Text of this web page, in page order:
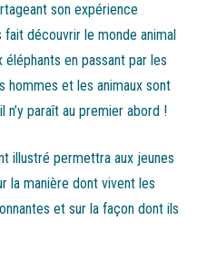
son expérience
fait découvrir le monde animal
éléphants en passant par les
hommes et les animaux sont
n’y paraît au premier abord !
illustré permettra aux jeunes
la manière dont vivent les
et sur la façon dont ils